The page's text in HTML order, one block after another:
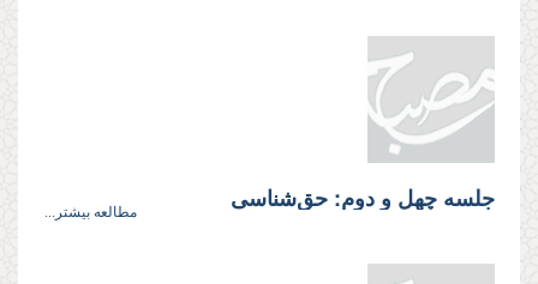
جلسه چهل‌ و دوم: حق‌شناسی مطالعه بیشتر...